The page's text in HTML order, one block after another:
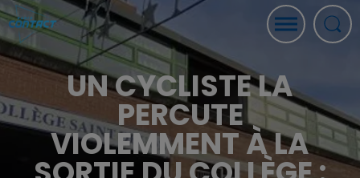
UN CYCLISTE LA
PERCUTE
VIOLEMMENT À LA